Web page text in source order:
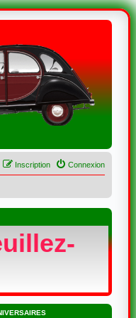
Connexion
Inscription